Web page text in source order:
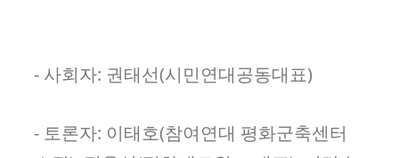
- 사회자: 권태선(시민연대공동대표)
- 토론자: 이태호(참여연대 평화군축센터